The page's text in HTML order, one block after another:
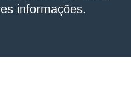
informações.